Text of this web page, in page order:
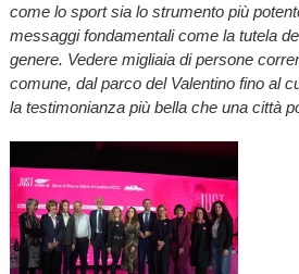
come lo sport sia lo strumento più
messaggi fondamentali come la tutela
genere. Vedere migliaia di persone
comune, dal parco del Valentino fino al
la testimonianza più bella che una città